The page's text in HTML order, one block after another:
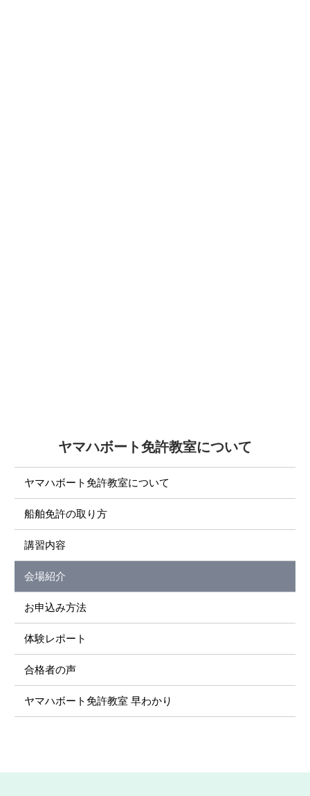
ヤマハボート免許教室について
ヤマハボート免許教室について
船舶免許の取り方
講習内容
会場紹介
お申込み方法
体験レポート
合格者の声
ヤマハボート免許教室 早わかり